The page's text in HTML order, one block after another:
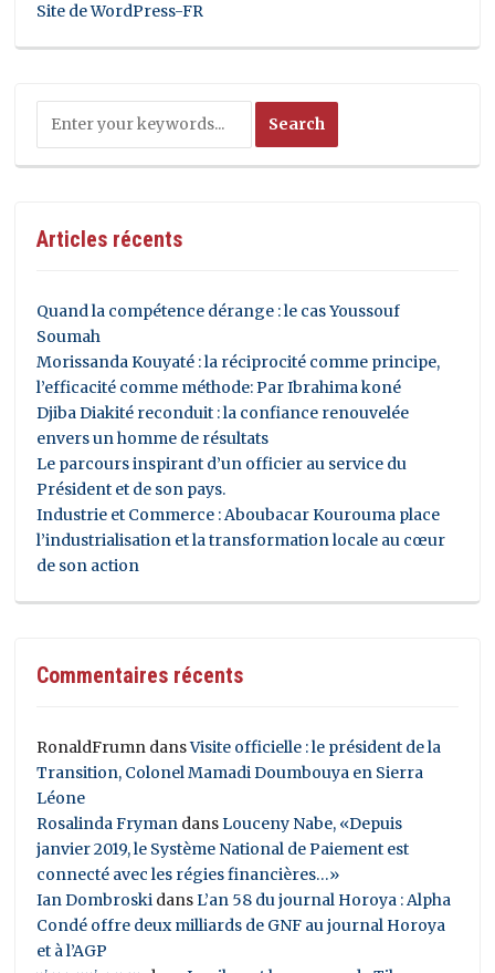
Site de WordPress-FR
Articles récents
Quand la compétence dérange : le cas Youssouf
Soumah
Morissanda Kouyaté : la réciprocité comme principe,
l’efficacité comme méthode: Par Ibrahima koné
Djiba Diakité reconduit : la confiance renouvelée
envers un homme de résultats
Le parcours inspirant d’un officier au service du
Président et de son pays.
Industrie et Commerce : Aboubacar Kourouma place
l’industrialisation et la transformation locale au cœur
de son action
Commentaires récents
RonaldFrumn dansVisite officielle : le président de la
Transition, Colonel Mamadi Doumbouya en Sierra
Léone
Rosalinda Fryman dansLouceny Nabe, «Depuis
janvier 2019, le Système National de Paiement est
connecté avec les régies financières…»
Ian Dombroski dansL’an 58 du journal Horoya : Alpha
Condé offre deux milliards de GNF au journal Horoya
et à l’AGP